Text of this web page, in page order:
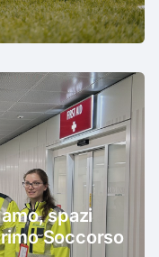
spazi
Soccorso